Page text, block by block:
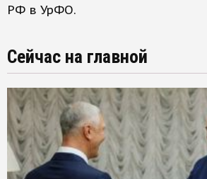
РФ в УрФО.
Сейчас на главной